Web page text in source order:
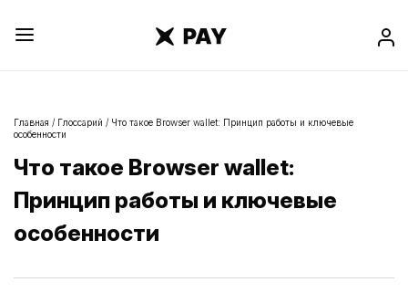
Главная / Глоссарий / Что такое Browser wallet: Принцип работы и ключевые
особенности
Что такое Browser wallet:
Принцип работы и ключевые
особенности